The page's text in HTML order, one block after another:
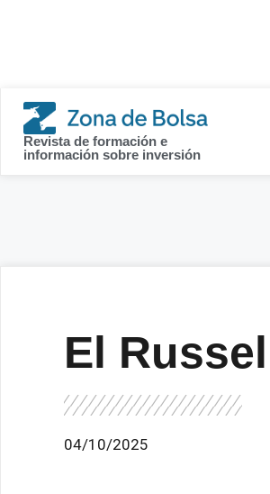
Revista de formación e
información sobre inversión
El
04/10/2025